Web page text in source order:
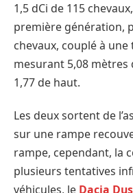
1,5 dCi de 115
première génération,
chevaux, couplé à
mesurant 5,08
1,77 de haut.
Les deux sortent de
sur une rampe
rampe, cependant, la
plusieurs tentatives
véhicules, le Dacia